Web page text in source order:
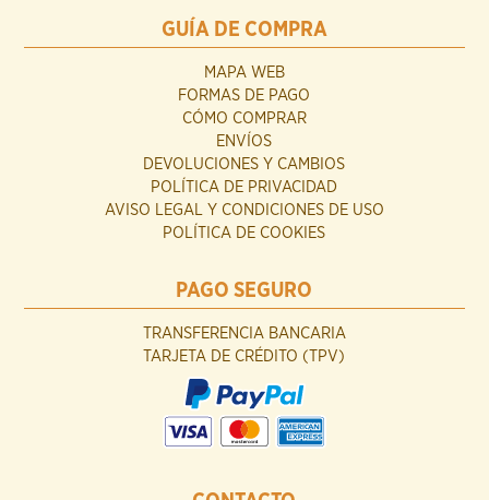
GUÍA DE COMPRA
MAPA WEB
FORMAS DE PAGO
CÓMO COMPRAR
ENVÍOS
DEVOLUCIONES Y CAMBIOS
POLÍTICA DE PRIVACIDAD
AVISO LEGAL Y CONDICIONES DE USO
POLÍTICA DE COOKIES
PAGO SEGURO
TRANSFERENCIA BANCARIA
TARJETA DE CRÉDITO (TPV)